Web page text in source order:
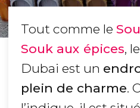
Tout comme le
Souk aux épices,
Dubai est un
plein de charme.